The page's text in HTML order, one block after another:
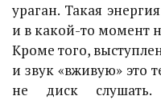
ураган. Такая
и в какой-то момент
Кроме того,
и звук «вживую» это
не диск